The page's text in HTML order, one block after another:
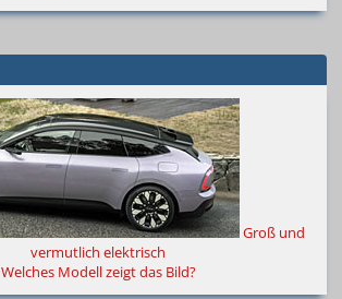
Groß und
vermutlich elektrisch
Welches Modell zeigt das Bild?